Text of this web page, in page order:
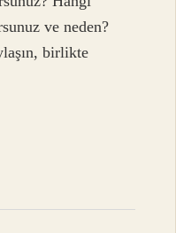
ve neden?
birlikte